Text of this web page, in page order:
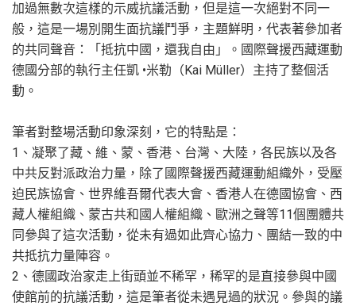
加過無數次這樣的示威抗議活動，但是這一次絕對不同一
般，這是一場別開生面抗議鬥爭，主題鮮明，代表著參加者
的共同聲音：「抵抗中國，還我自由」。國際聲援西藏運動
德國分部的執行主任凱 •米勒（Kai Müller）主持了整個活
動。
筆者對整場活動印象深刻，它的特點是：
1、凝聚了藏、維、蒙、香港、台灣、大陸，各民族以及各
中共反對派政治力量，除了國際聲援西藏運動組織外，受壓
迫民族協會、世界維吾爾代表大會、香港人在德國協會、西
藏人權組織、蒙古共和國人權組織、歐洲之聲等11個團體共
同參與了這次活動，從未有過如此齊心協力、團結一致的中
共抵抗力量陣容。
2、德國政治家走上街頭並不稀罕，稀罕的是直接參與中國
使館前的抗議活動，這是筆者從未遇見過的狀況。參與的議